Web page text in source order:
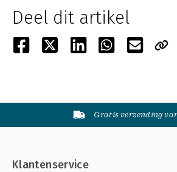
Deel dit artikel
Gratis verzending
Klantenservice